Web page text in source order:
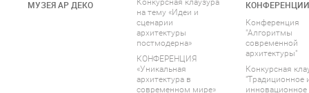
МУЗЕЯ АР ДЕКО
на тему «Идеи и
сценарии
архитектуры
постмодерна»
КОНФЕРЕНЦИЯ
«Уникальная
архитектура в
современном мире»
КОНФЕРЕНЦИИ
Конференция
"Алгоритмы
современной
архитектуры"
Конкурсная
"Традиционное
инновационное